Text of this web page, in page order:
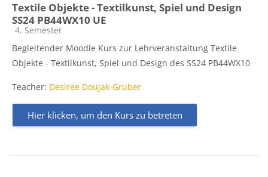
Textile Objekte - Textilkunst, Spiel und Design
SS24 PB44WX10 UE
Kursbereich
4. Semester
Begleitender Moodle Kurs zur Lehrveranstaltung Textile
Objekte - Textilkunst, Spiel und Design des SS24 PB44WX10
Teacher: Desiree Doujak-Gruber
Hier klicken, um den Kurs zu betreten